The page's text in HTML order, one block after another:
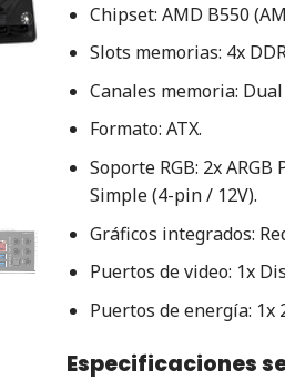
Chipset: AMD B550
Slots memorias: 4x
Canales memoria:
Formato: ATX.
Soporte RGB: 2x
Simple (4-pin / 12V).
Gráficos integrados:
Puertos de video: 1x
Puertos de energía: 1x
Especificaciones